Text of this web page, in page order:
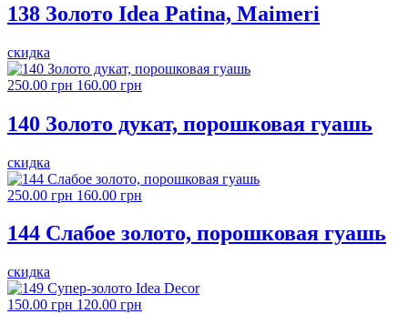
138 Золото Idea Patina, Maimeri
скидка
250.00 грн 160.00 грн
140 Золото дукат, порошковая гуашь
скидка
250.00 грн 160.00 грн
144 Слабое золото, порошковая гуашь
скидка
150.00 грн 120.00 грн